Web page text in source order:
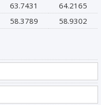
63.7431
64.2165
58.3789 58.9302